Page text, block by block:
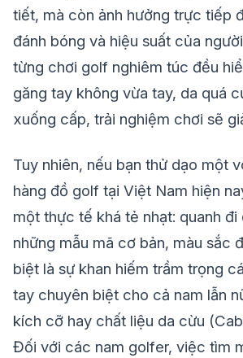
tiết, mà còn ảnh hưởng trực tiếp
đánh bóng và hiệu suất của
từng chơi golf nghiêm túc đều
găng tay không vừa tay, da quá
xuống cấp, trải nghiệm chơi sẽ
Tuy nhiên, nếu bạn thử dạo một
hàng đồ golf tại Việt Nam hiện
một thực tế khá tẻ nhạt: quanh đi
những mẫu mã cơ bản, màu sắc
biệt là sự khan hiếm trầm trọng
tay chuyên biệt cho cả nam lẫn
kích cỡ hay chất liệu da cừu
Đối với các nam golfer, việc tìm